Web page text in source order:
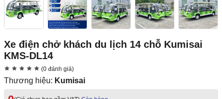
Xe điện chở khách du lịch 14 chỗ Kumisai
KMS-DL14
(0 đánh giá)
Thương hiệu: Kumisai